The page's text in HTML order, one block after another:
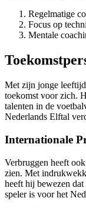
Regelmatige
Focus op
Mentale
Met zijn jonge
toekomst voor zich.
talenten in de
Nederlands Elftal
Internationale
Verbruggen heeft
zien. Met
heeft hij bewezen
speler is voor het